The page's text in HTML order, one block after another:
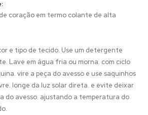
coração em termo colante de alta
e tipo de tecido. Use um detergente
Lave em água fria ou morna. com ciclo
vire a peça do avesso e use saquinhos
longe da luz solar direta. e evite deixar
do avesso. ajustando a temperatura do